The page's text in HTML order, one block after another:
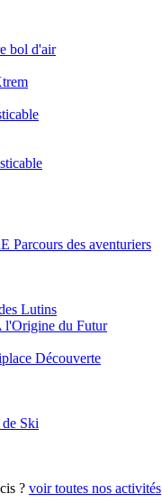
Parcours des aventuriers
Lutins
l'Origine du Futur
Découverte
Ski
? voir toutes nos activités